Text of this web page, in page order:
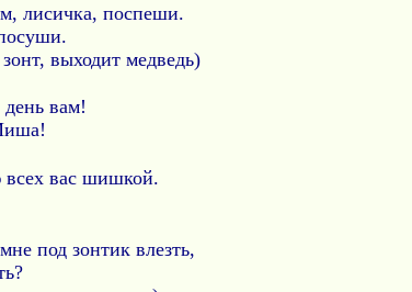
лисичка, поспеши.
выходит медведь)
вам!
вас шишкой.
под зонтик влезть,